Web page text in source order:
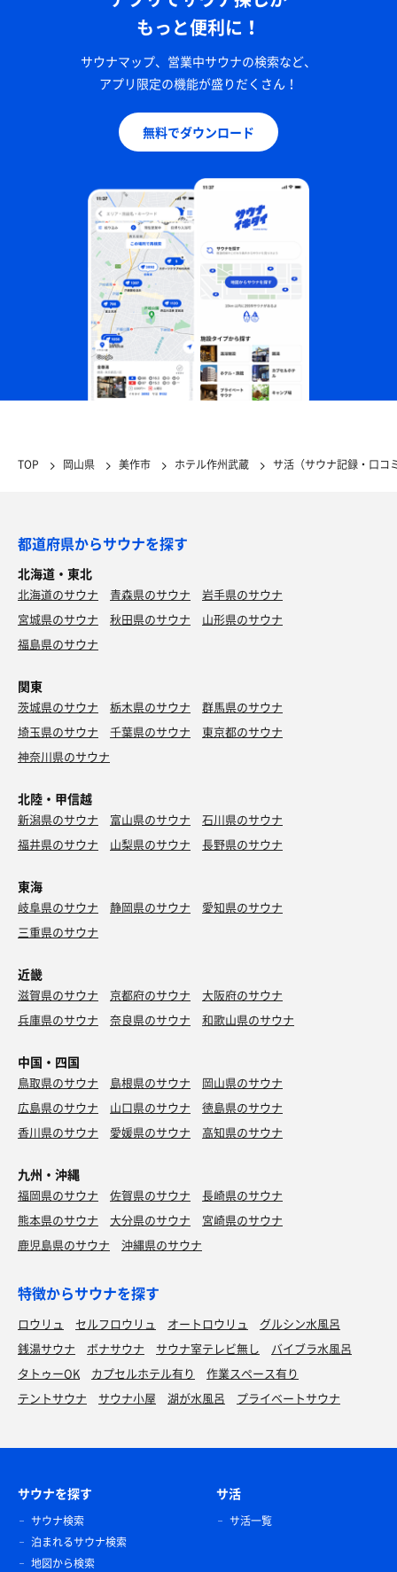
もっと便利に！
サウナマップ、営業中サウナの検索など、
アプリ限定の機能が盛りだくさん！
無料でダウンロード
TOP 岡山県 美作市 ホテル作州武蔵 サ活（サウナ記録・口コ
都道府県からサウナを探す
北海道・東北
北海道のサウナ 青森県のサウナ
岩手県のサウナ
宮城県のサウナ
秋田県のサウナ
山形県のサウナ
福島県のサウナ
関東
茨城県のサウナ 栃木県のサウナ
群馬県のサウナ
埼玉県のサウナ
千葉県のサウナ
東京都のサウナ
神奈川県のサウナ
北陸・甲信越
新潟県のサウナ 富山県のサウナ
石川県のサウナ
福井県のサウナ
山梨県のサウナ 長野県のサウナ
東海
岐阜県のサウナ 静岡県のサウナ
愛知県のサウナ
三重県のサウナ
近畿
滋賀県のサウナ 京都府のサウナ
大阪府のサウナ
兵庫県のサウナ
奈良県のサウナ 和歌山県のサウナ
中国・四国
鳥取県のサウナ 島根県のサウナ
岡山県のサウナ
広島県のサウナ
山口県のサウナ
徳島県のサウナ
香川県のサウナ
愛媛県のサウナ 高知県のサウナ
九州・沖縄
福岡県のサウナ 佐賀県のサウナ
長崎県のサウナ
熊本県のサウナ
大分県のサウナ
宮崎県のサウナ
鹿児島県のサウナ
沖縄県のサウナ
特徴からサウナを探す
ロウリュ セルフロウリュ オートロウリュ
グルシン水風呂
銭湯サウナ
ボナサウナ サウナ室テレビ無し
バイブラ水風呂
タトゥーOK
カプセルホテル有り
作業スペース有り
テントサウナ
サウナ小屋 湖が水風呂 プライベートサウナ
サウナを探す
サウナ検索
泊まれるサウナ検索
地図から検索
サ活
サ活一覧